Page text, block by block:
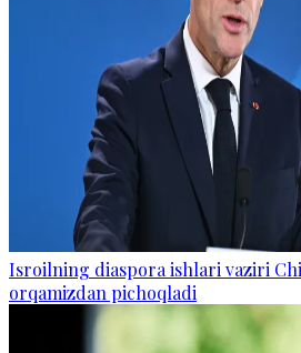
Isroilning diaspora ishlari vaziri
orqamizdan pichoqladi